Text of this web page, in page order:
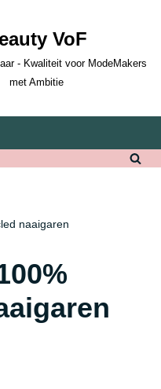
VoF
- Kwaliteit voor ModeMakers
met Ambitie
naaigaren